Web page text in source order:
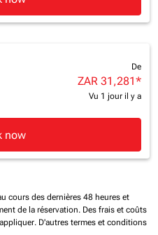
De
ZAR 31,281*
Vu 1 jour il y a
now
cours des dernières 48 heures et
de la réservation. Des frais et coûts
D'autres termes et conditions